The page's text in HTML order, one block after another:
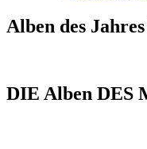
Alben des
DIE Alben DES